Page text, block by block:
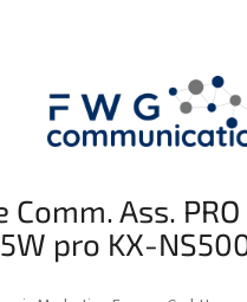
Comm. Ass.
pro KX-